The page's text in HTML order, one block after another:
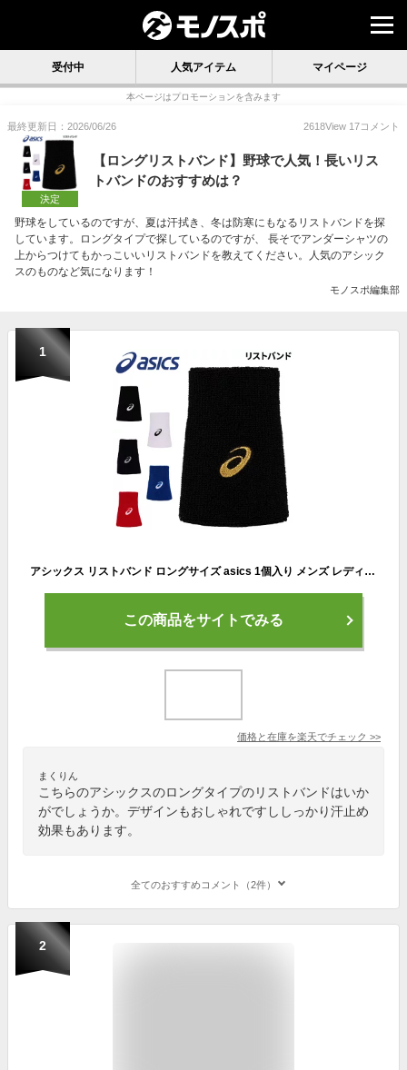
受付中 人気アイテム マイページ
本ページはプロモーションを含みます
最終更新日：2026/06/26 2618View 17コメント
決定
【ロングリストバンド】野球で人気！長いリス
トバンドのおすすめは？
野球をしているのですが、夏は汗拭き、冬は防寒にもなるリストバンドを探
しています。ロングタイプで探しているのですが、 長そでアンダーシャツの
上からつけてもかっこいいリストバンドを教えてください。人気のアシック
スのものなど気になります！
モノスポ編集部
1
アシックス リストバンド ロングサイズ asics 1個入り メンズ レディース 手首 汗どめ トレーニング ランニング ジム ジョギング テニス 野球 バレー スポーツ アクセサリー/3033B873
この商品をサイトでみる
価格と在庫を楽天でチェック >>
まくりん
こちらのアシックスのロングタイプのリストバンドはいか
がでしょうか。デザインもおしゃれですししっかり汗止め
効果もあります。
全てのおすすめコメント（2件）
2